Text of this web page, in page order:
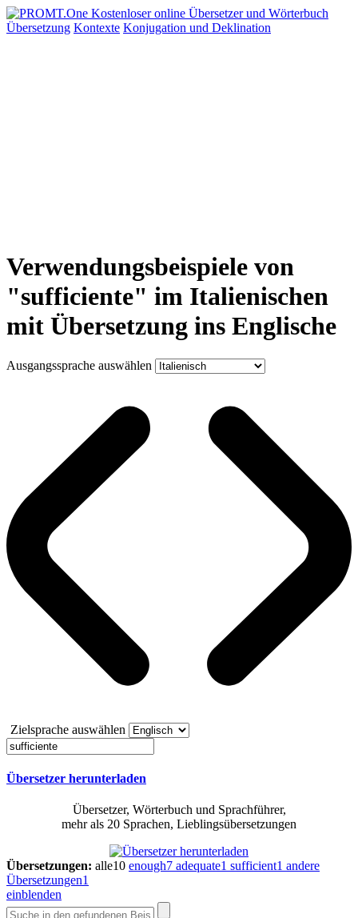
Übersetzung Kontexte Konjugation und Deklination
Verwendungsbeispiele von
"sufficiente" im Italienischen
mit Übersetzung ins Englische
Ausgangssprache auswählen
Zielsprache auswählen
Übersetzer herunterladen
Übersetzer, Wörterbuch und Sprachführer,
mehr als 20 Sprachen, Lieblingsübersetzungen
Übersetzungen: alle10 enough7 adequate1 sufficient1 andere
Übersetzungen1
einblenden